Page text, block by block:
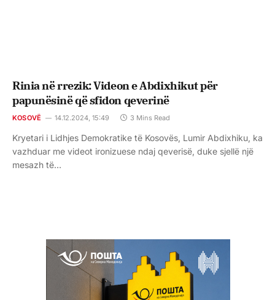
Rinia në rrezik: Videon e Abdixhikut për
papunësinë që sfidon qeverinë
KOSOVË 14.12.2024, 15:49 3 Mins Read
Kryetari i Lidhjes Demokratike të Kosovës, Lumir Abdixhiku, ka
vazhduar me videot ironizuese ndaj qeverisë, duke sjellë një
mesazh të…